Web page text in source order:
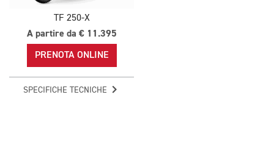
TF 250-X
A partire da € 11.395
PRENOTA ONLINE
SPECIFICHE TECNICHE